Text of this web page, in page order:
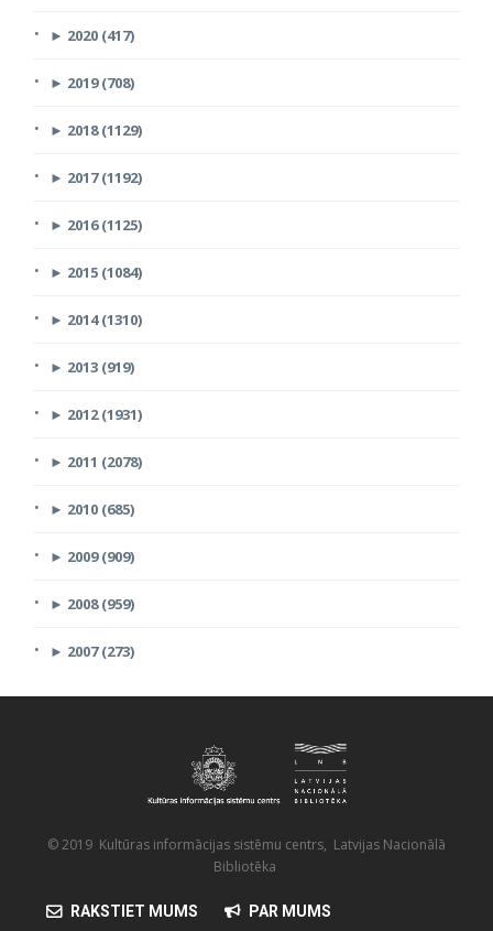
► 2020 (417)
► 2019 (708)
► 2018 (1129)
► 2017 (1192)
► 2016 (1125)
► 2015 (1084)
► 2014 (1310)
► 2013 (919)
► 2012 (1931)
► 2011 (2078)
► 2010 (685)
► 2009 (909)
► 2008 (959)
► 2007 (273)
© 2019 Kultūras informācijas sistēmu centrs, Latvijas Nacionālā
Bibliotēka
RAKSTIET MUMS PAR MUMS